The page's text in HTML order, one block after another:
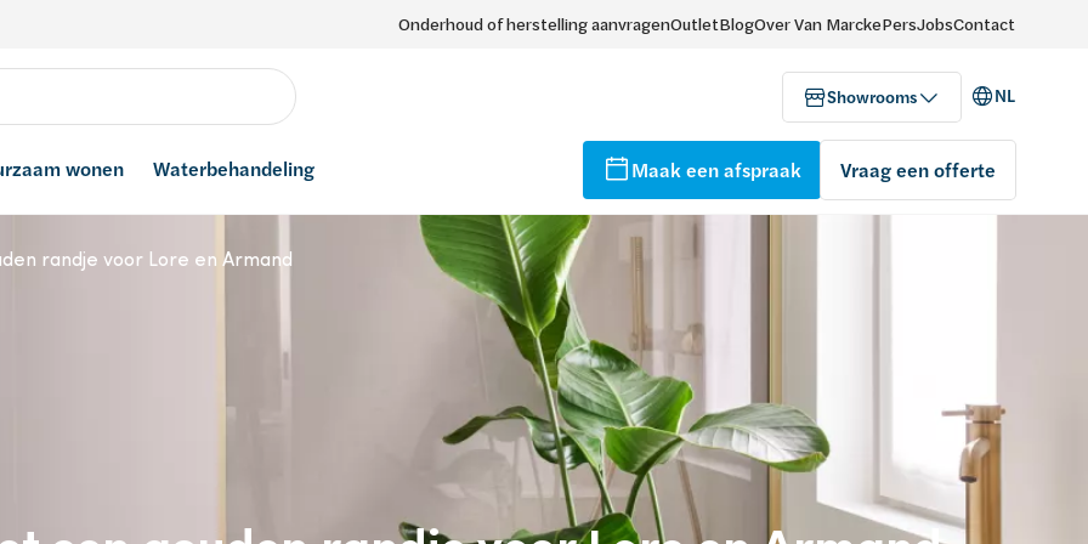
Onderhoud of herstelling aanvragenOutletBlogOver Van MarckePersJobsContact
Showrooms NL
wonen Waterbehandeling Maak een afspraak Vraag een offerte
randje voor Lore en Armand